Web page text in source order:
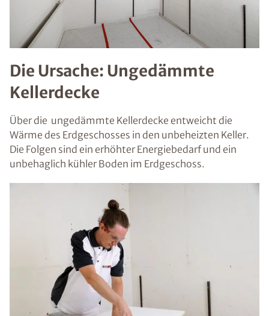
Die Ursache: Ungedämmte
Kellerdecke
Über die ungedämmte Kellerdecke entweicht die
Wärme des Erdgeschosses in den unbeheizten Keller.
Die Folgen sind ein erhöhter Energiebedarf und ein
unbehaglich kühler Boden im Erdgeschoss.